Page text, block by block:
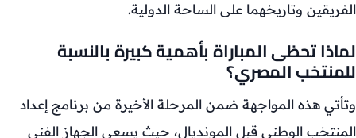
الفريقين وتاريخهما على الساحة الدولية.
لماذا تحظى المباراة بأهمية كبيرة بالنسبة
للمنتخب المصري؟
وتأتي هذه المواجهة ضمن المرحلة الأخيرة من برنامج إعداد
المنتخب الوطني قبل المونديال، حيث يسعى الجهاز الفني